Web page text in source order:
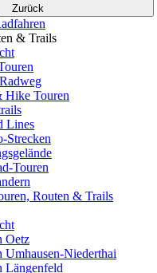
Zurück
& Trails
Hike Touren
Lines
Strecken
Touren
Routen & Trails
Oetz
Umhausen-Niederthai
Längenfeld